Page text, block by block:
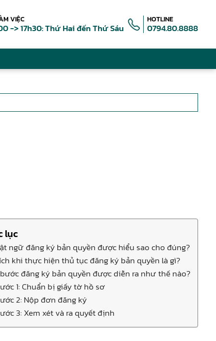
VIỆC
-> 17h30: Thứ Hai đến Thứ Sáu
HOTLINE
0794.80.8888
lục
ngữ đăng ký bản quyền được hiểu sao cho đúng?
khi thực hiện thủ tục đăng ký bản quyền là gì?
đăng ký bản quyền được diễn ra như thế nào?
1: Chuẩn bị giấy tờ hồ sơ
2: Nộp đơn đăng ký
3: Xem xét và ra quyết định